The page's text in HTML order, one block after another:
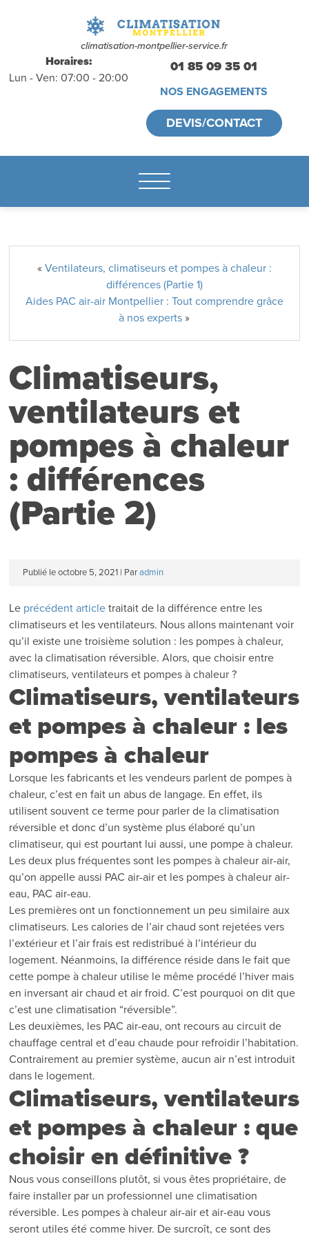
climatisation-montpellier-service.fr
Horaires:
Lun - Ven: 07:00 - 20:00
01 85 09 35 01
NOS ENGAGEMENTS
DEVIS/CONTACT
déplacements
gratuitssans
engagement
appelez-nous :
01.85.09.35.01
« Ventilateurs, climatiseurs et pompes à chaleur :
différences (Partie 1)
Aides PAC air-air Montpellier : Tout comprendre grâce
à nos experts »
Climatiseurs,
ventilateurs et
pompes à chaleur
: différences
(Partie 2)
Publié le octobre 5, 2021 | Par admin
Le précédent article traitait de la différence entre les
climatiseurs et les ventilateurs. Nous allons maintenant voir
qu’il existe une troisième solution : les pompes à chaleur,
avec la climatisation réversible. Alors, que choisir entre
climatiseurs, ventilateurs et pompes à chaleur ?
Climatiseurs, ventilateurs
et pompes à chaleur : les
pompes à chaleur
Lorsque les fabricants et les vendeurs parlent de pompes à
chaleur, c’est en fait un abus de langage. En effet, ils
utilisent souvent ce terme pour parler de la climatisation
réversible et donc d’un système plus élaboré qu’un
climatiseur, qui est pourtant lui aussi, une pompe à chaleur.
Les deux plus fréquentes sont les pompes à chaleur air-air,
qu’on appelle aussi PAC air-air et les pompes à chaleur air-
eau, PAC air-eau.
Les premières ont un fonctionnement un peu similaire aux
climatiseurs. Les calories de l’air chaud sont rejetées vers
l’extérieur et l’air frais est redistribué à l’intérieur du
logement. Néanmoins, la différence réside dans le fait que
cette pompe à chaleur utilise le même procédé l’hiver mais
en inversant air chaud et air froid. C’est pourquoi on dit que
c’est une climatisation “réversible”.
Les deuxièmes, les PAC air-eau, ont recours au circuit de
chauffage central et d’eau chaude pour refroidir l’habitation.
Contrairement au premier système, aucun air n’est introduit
dans le logement.
Climatiseurs, ventilateurs
et pompes à chaleur : que
choisir en définitive ?
Nous vous conseillons plutôt, si vous êtes propriétaire, de
faire installer par un professionnel une climatisation
réversible. Les pompes à chaleur air-air et air-eau vous
seront utiles été comme hiver. De surcroît, ce sont des